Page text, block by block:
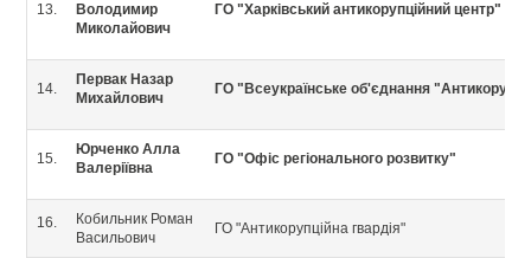
13.
Володимир
Миколайович
ГО "Харківський антикорупційний центр"
14.
Первак Назар
Михайлович
ГО "Всеукраїнське об'єднання
15.
Юрченко Алла
Валеріївна
ГО "Офіс регіонального розвитку"
16.
Кобильник Роман
Васильович
ГО "Антикорупційна гвардія"